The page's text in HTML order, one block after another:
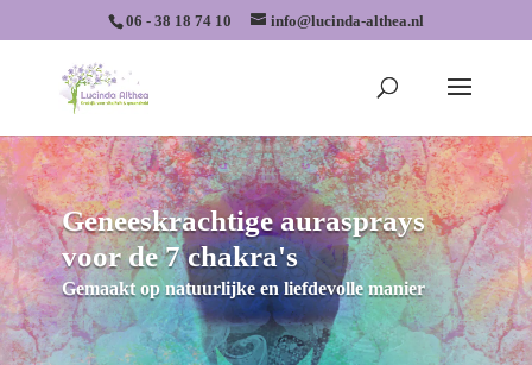
06 - 38 18 74 10 info@lucinda-althea.nl
Geneeskrachtige aurasprays
voor de 7 chakra's
Gemaakt op natuurlijke en liefdevolle manier